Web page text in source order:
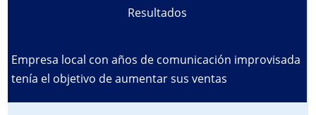
Resultados
Empresa local con años de comunicación improvisada
tenía el objetivo de aumentar sus ventas